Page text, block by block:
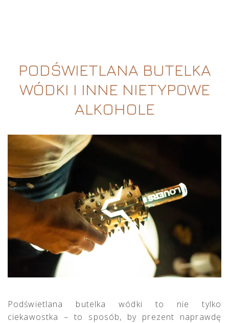
PODŚWIETLANA BUTELKA
WÓDKI I INNE NIETYPOWE
ALKOHOLE
Podświetlana butelka wódki to nie tylko
ciekawostka – to sposób, by prezent naprawdę